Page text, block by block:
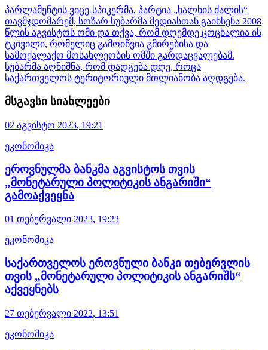
პარლამენტის ვიცე-სპიკერმა, პარტია „ხალხის ძალის“
თავმჯდომარემ, სოზარ სუბარმა მედიასთან გაიხსენა 2008
წლის აგვისტოს ომი და თქვა, რომ დღემდე ცოცხალია ის
ტკივილი, რომელიც გამოიწვია გმირებისა და
სამოქალაქო მოსახლეობის ომში გარდაცვალებამ.
სუბარმა აღნიშნა, რომ დადგება დღე, როცა
საქართველოს ტერიტორიული მთლიანობა აღდგება.
მსგავსი სიახლეები
02 აგვისტო 2023, 19:21
ეკონომიკა
ეროვნულმა ბანკმა აგვისტოს თვის
„მონეტარული პოლიტიკის ანგარიში“
გამოაქვეყნა
01 თებერვალი 2023, 19:23
ეკონომიკა
საქართველოს ეროვნული ბანკი თებერვლის
თვის „მონეტარული პოლიტიკის ანგარიშს“
აქვეყნებს
27 თებერვალი 2022, 13:51
ეკონომიკა